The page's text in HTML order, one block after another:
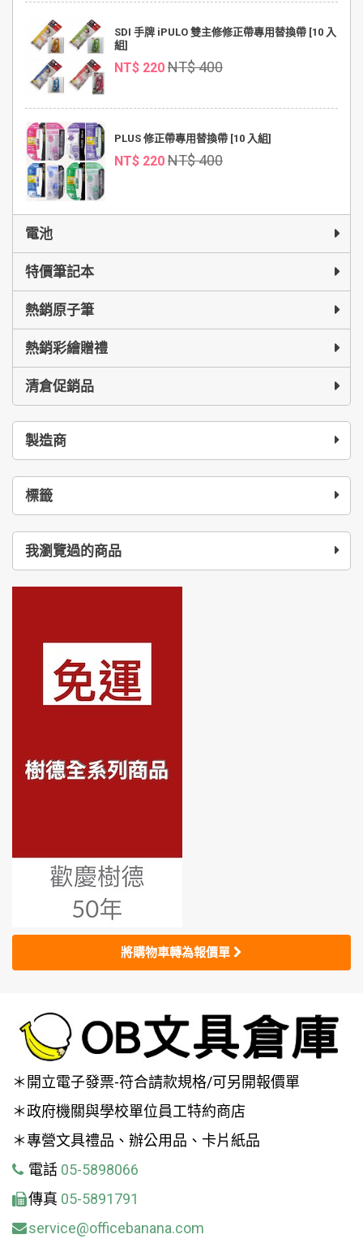
SDI 手牌 iPULO 雙主修修正帶專用替換帶 [10 入
組]
NT$ 220 NT$ 400
PLUS 修正帶專用替換帶 [10 入組]
NT$ 220 NT$ 400
電池
特價筆記本
熱銷原子筆
熱銷彩繪贈禮
清倉促銷品
製造商
標籤
我瀏覽過的商品
將購物車轉為報價單
＊開立電子發票-符合請款規格/可另開報價單
＊政府機關與學校單位員工特約商店
＊專營文具禮品、辦公用品、卡片紙品
電話 05-5898066
傳真 05-5891791
service@officebanana.com